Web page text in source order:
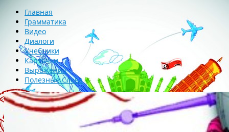
Главная
Грамматика
Видео
Диалоги
Учебники
Карточки
Выражения
Полезные Слова